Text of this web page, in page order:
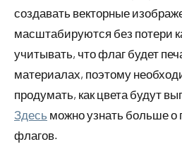
создавать векторные
масштабируются без потери
учитывать, что флаг будет
материалах, поэтому
продумать, как цвета будут
Здесь можно узнать больше о
флагов.